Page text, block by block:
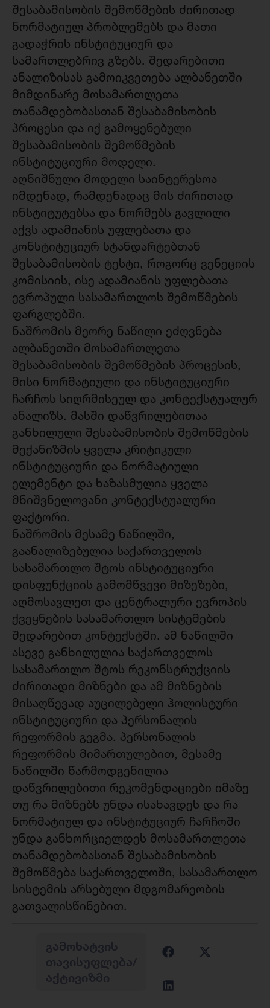
შესაბამისობის შემოწმების ძირითად
ნორმატიულ პრობლემებს და მათი
გადაჭრის ინსტიტუციურ და
სამართლებრივ გზებს. შედარებითი
ანალიზისას გამოიკვეთება ალბანეთში
მიმდინარე მოსამართლეთა
თანამდებობასთან შესაბამისობის
პროცესი და იქ გამოყენებული
შესაბამისობის შემოწმების
ინსტიტუციური მოდელი.
აღნიშნული მოდელი საინტერესოა
იმდენად, რამდენადაც მის ძირითად
ინსტიტუტებსა და ნორმებს გავლილი
აქვს ადამიანის უფლებათა და
კონსტიტუციურ სტანდარტებთან
შესაბამისობის ტესტი, როგორც ვენეციის
კომისიის, ისე ადამიანის უფლებათა
ევროპული სასამართლოს შემოწმების
ფარგლებში.
ნაშრომის მეორე ნაწილი ეძღვნება
ალბანეთში მოსამართლეთა
შესაბამისობის შემოწმების პროცესის,
მისი ნორმატიული და ინსტიტუციური
ჩარჩოს სიღრმისეულ და კონტექსტუალურ
ანალიზს. მასში დაწვრილებითაა
განხილული შესაბამისობის შემოწმების
მექანიზმის ყველა კრიტიკული
ინსტიტუციური და ნორმატიული
ელემენტი და ხაზასმულია ყველა
მნიშვნელოვანი კონტექსტუალური
ფაქტორი.
ნაშრომის მესამე ნაწილში,
გაანალიზებულია საქართველოს
სასამართლო შტოს ინსტიტუციური
დისფუნქციის გამომწვევი მიზეზები,
აღმოსავლეთ და ცენტრალური ევროპის
ქვეყნების სასამართლო სისტემების
შედარებით კონტექსტში. ამ ნაწილში
ასევე განხილულია საქართველოს
სასამართლო შტოს რეკონსტრუქციის
ძირითადი მიზნები და ამ მიზნების
მისაღწევად აუცილებელი ჰოლისტური
ინსტიტუციური და პერსონალის
რეფორმის გეგმა. პერსონალის
რეფორმის მიმართულებით, მესამე
ნაწილში წარმოდგენილია
დაწვრილებითი რეკომენდაციები იმაზე
თუ რა მიზნებს უნდა ისახავდეს და რა
ნორმატიულ და ინსტიტუციურ ჩარჩოში
უნდა განხორციელდეს მოსამართლეთა
თანამდებობასთან შესაბამისობის
შემოწმება საქართველოში, სასამართლო
სისტემის არსებული მდგომარეობის
გათვალისწინებით.